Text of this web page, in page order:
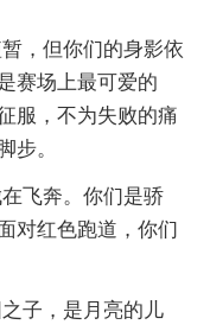
，但你们的身影依
赛场上最可爱的
服，不为失败的痛
步。
飞奔。你们是骄
对红色跑道，你们
子，是月亮的儿